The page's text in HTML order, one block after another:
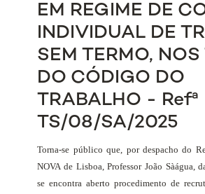
EM REGIME DE
INDIVIDUAL DE
SEM TERMO, NOS
DO CÓDIGO DO
TRABALHO - Refª
TS/08/SA/2025
Torna-se público que, por despacho do
NOVA de Lisboa, Professor João Sàágua,
se encontra aberto procedimento de